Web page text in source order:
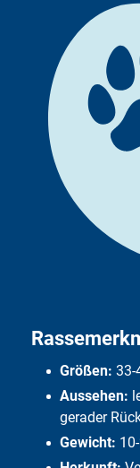
Typische
Ist
Größen: 33-
Aussehen:
gerader
Gewicht: